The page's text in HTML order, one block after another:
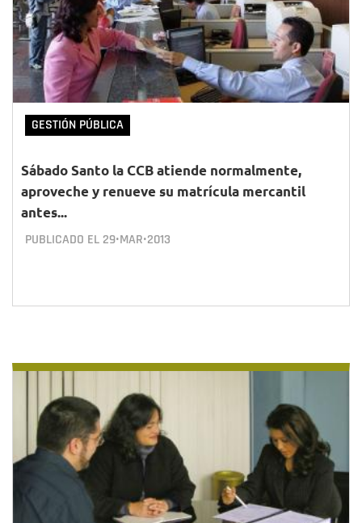
GESTIÓN PÚBLICA
Sábado Santo la CCB atiende normalmente,
aproveche y renueve su matrícula mercantil
antes...
PUBLICADO EL 29•MAR•2013